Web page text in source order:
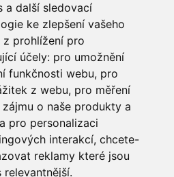
a další sledovací
ke zlepšení vašeho
z prohlížení pro
účely: pro umožnění
funkčnosti webu, pro
z webu, pro měření
zájmu o naše produkty a
pro personalizaci
interakcí, chcete-
reklamy které jsou
relevantnější.
údajů
smlouvy